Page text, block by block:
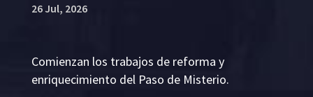
26 Jul, 2026
Comienzan los trabajos de reforma y
enriquecimiento del Paso de Misterio.